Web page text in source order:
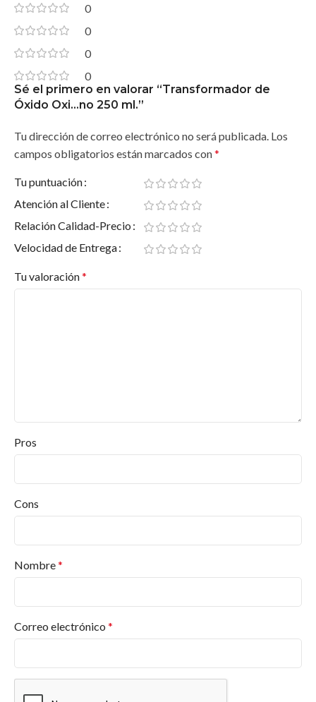
0
0
0
0
Sé el primero en valorar “Transformador de
Óxido Oxi…no 250 ml.”
Tu dirección de correo electrónico no será publicada. Los
campos obligatorios están marcados con*
Tu puntuación
Atención al Cliente
Relación Calidad-Precio
Velocidad de Entrega
Tu valoración*
Pros
Cons
Nombre*
Correo electrónico *